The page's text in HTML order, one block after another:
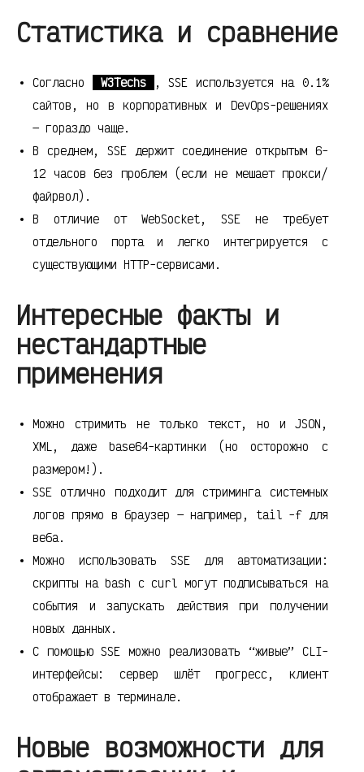
Статистика и сравнение
Согласно W3Techs
, SSE используется на 0.1%
сайтов, но в корпоративных и DevOps-решениях
— гораздо чаще.
В среднем, SSE держит соединение открытым 6-
12 часов без проблем (если не мешает прокси/
файрвол).
В отличие от WebSocket, SSE не требует
отдельного порта и легко интегрируется с
существующими HTTP-сервисами.
Интересные факты и
нестандартные
применения
Можно стримить не только текст, но и JSON,
XML, даже base64-картинки (но осторожно с
размером!).
SSE отлично подходит для стриминга системных
логов прямо в браузер — например, tail -f для
веба.
Можно использовать SSE для автоматизации:
скрипты на bash с curl могут подписываться на
события и запускать действия при получении
новых данных.
С помощью SSE можно реализовать “живые” CLI-
интерфейсы: сервер шлёт прогресс, клиент
отображает в терминале.
Новые возможности для